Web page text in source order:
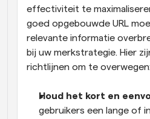
effectiviteit te
goed opgebouwde URL
relevante informatie
bij uw merkstrategie. Hier
richtlijnen om te
Houd het kort en
gebruikers een lange of